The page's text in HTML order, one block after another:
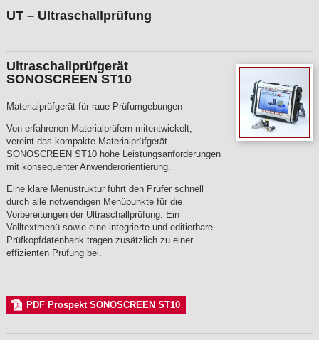
UT – Ultraschallprüfung
Ultraschallprüfgerät
SONOSCREEN ST10
Materialprüfgerät für raue Prüfumgebungen
Von erfahrenen Materialprüfern mitentwickelt,
vereint das kompakte Materialprüfgerät
SONOSCREEN ST10 hohe Leistungsanforderungen
mit konsequenter Anwenderorientierung.
Eine klare Menüstruktur führt den Prüfer schnell
durch alle notwendigen Menüpunkte für die
Vorbereitungen der Ultraschallprüfung. Ein
Volltextmenü sowie eine integrierte und editierbare
Prüfkopfdatenbank tragen zusätzlich zu einer
effizienten Prüfung bei.
PDF Prospekt SONOSCREEN ST10